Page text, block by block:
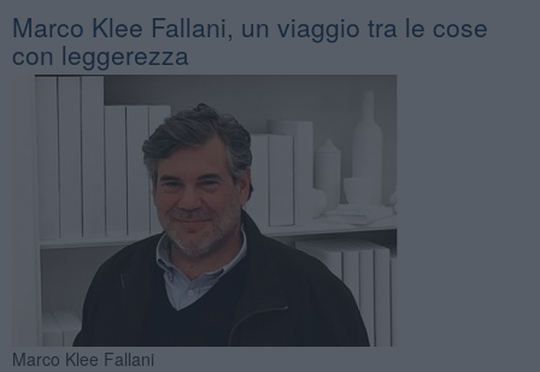
​Marco Klee Fallani, un viaggio tra le cose
con leggerezza
​Marco Klee Fallani